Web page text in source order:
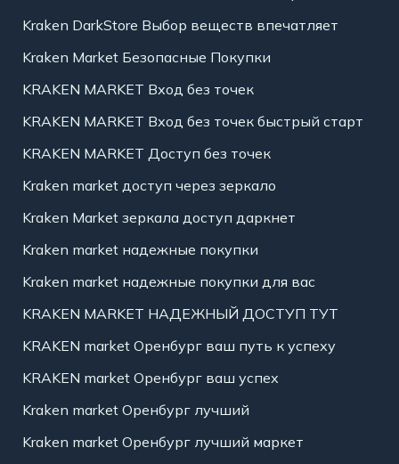
Kraken DarkStore Выбор веществ впечатляет
Kraken Market Безопасные Покупки
KRAKEN MARKET Вход без точек
KRAKEN MARKET Вход без точек быстрый старт
KRAKEN MARKET Доступ без точек
Kraken market доступ через зеркало
Kraken Market зеркала доступ даркнет
Kraken market надежные покупки
Kraken market надежные покупки для вас
KRAKEN MARKET НАДЕЖНЫЙ ДОСТУП ТУТ
KRAKEN market Оренбург ваш путь к успеху
KRAKEN market Оренбург ваш успех
Kraken market Оренбург лучший
Kraken market Оренбург лучший маркет